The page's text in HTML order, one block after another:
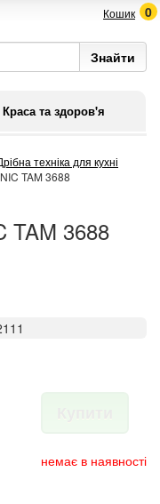
Кошик 0
Краса та здоров'я
техніка для кухні
TAM 3688
TAM 3688
немає в наявності